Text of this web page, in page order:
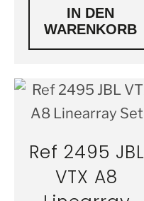
IN DEN
WARENKORB
Ref 2495 JBL
VTX A8